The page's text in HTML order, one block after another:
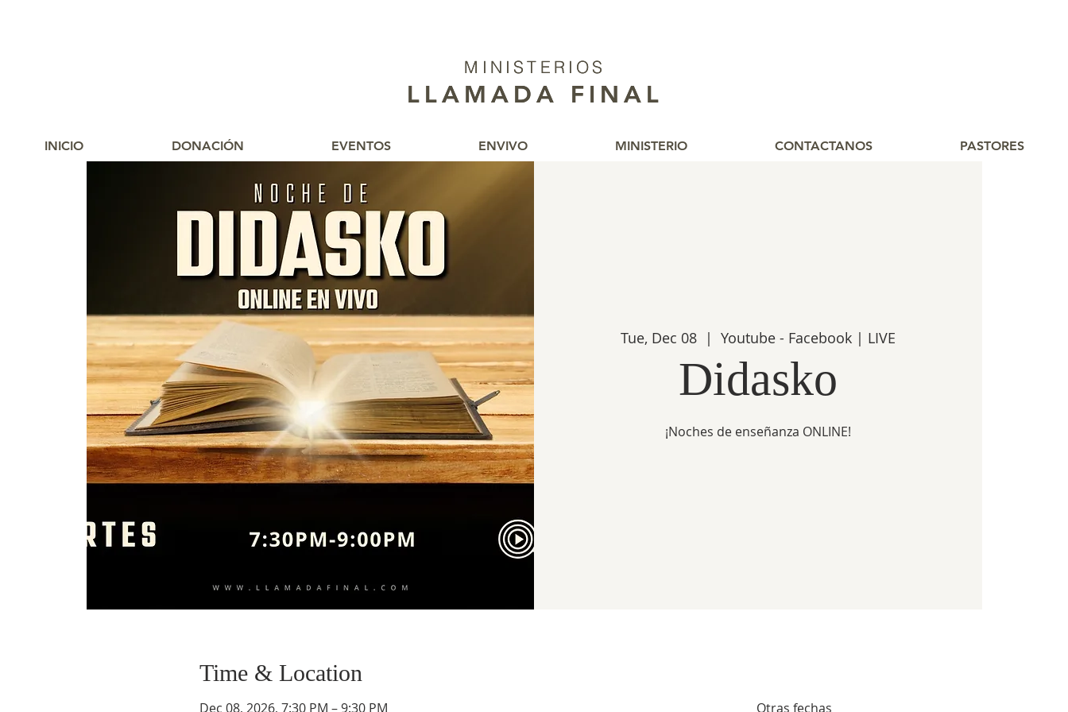
MINISTERIOS
LLAMADA FINAL
MINISTERIOS
LLAMADA FINAL
INICIO DONACIÓN EVENTOS ENVIVO MINISTERIO CONTACTANOS PASTORES
Tue, Dec 08
  |
Youtube - Facebook | LIVE
Didasko
¡Noches de enseñanza ONLINE!
Time & Location
Dec 08, 2026, 7:30 PM – 9:30 PM
Otras fechas